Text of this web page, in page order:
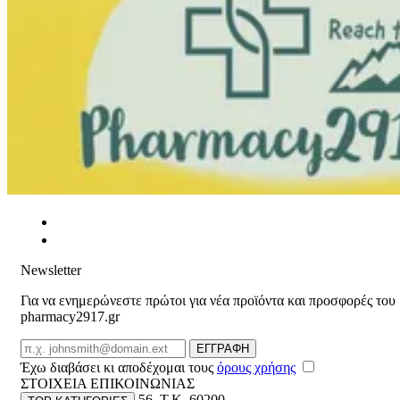
Newsletter
Για να ενημερώνεστε πρώτοι για νέα προϊόντα και προσφορές του
pharmacy2917.gr
Email
ΕΓΓΡΑΦΗ
Έχω διαβάσει κι αποδέχομαι τους όρους χρήσης
ΣΤΟΙΧΕΙΑ ΕΠΙΚΟΙΝΩΝΙΑΣ